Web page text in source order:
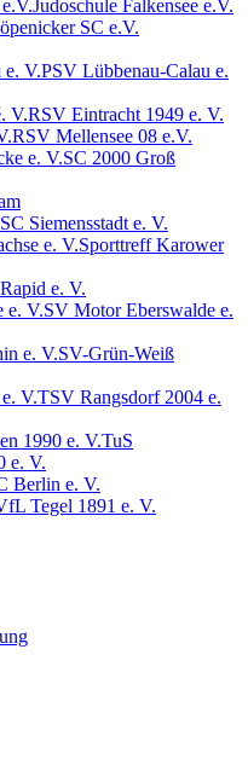
Judoschule Falkensee e.V.
SC e.V.
PSV Lübbenau-Calau e.
RSV Eintracht 1949 e. V.
RSV Mellensee 08 e.V.
SC 2000 Groß
SC Siemensstadt e. V.
Sporttreff Karower
e. V.
SV Motor Eberswalde e.
SV-Grün-Weiß
TSV Rangsdorf 2004 e.
TuS
e. V.
Berlin e. V.
Tegel 1891 e. V.